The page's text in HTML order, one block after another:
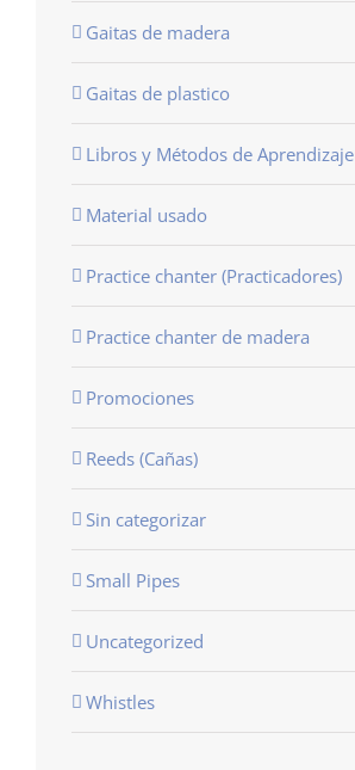
Gaitas de madera
Gaitas de plastico
Libros y Métodos de Aprendizaje
Material usado
Practice chanter (Practicadores)
Practice chanter de madera
Promociones
Reeds (Cañas)
Sin categorizar
Small Pipes
Uncategorized
Whistles